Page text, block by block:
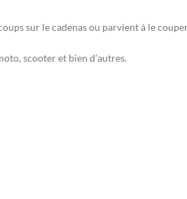
sur le cadenas ou parvient à le
scooter et bien d’autres.